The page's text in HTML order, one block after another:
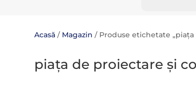
Acasă / Magazin / Produse etichetate
piața de proiectare și